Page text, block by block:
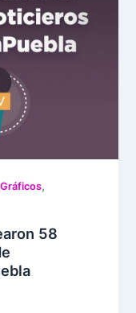
Gráficos,
58